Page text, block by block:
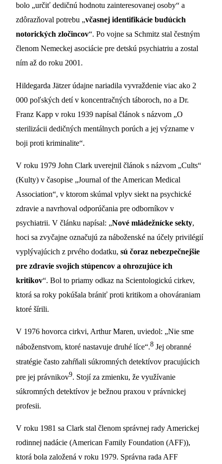
bolo „určiť dedičnú hodnotu zainteresovanej osoby“ a
zdôrazňoval potrebu „včasnej identifikácie budúcich
notorických zločincov“. Po vojne sa Schmitz stal čestným
členom Nemeckej asociácie pre detskú psychiatriu a zostal
ním až do roku 2001.
Hildegarda Jätzer údajne nariadila vyvraždenie viac ako 2
000 poľských detí v koncentračných táboroch, no a Dr.
Franz Kapp v roku 1939 napísal článok s názvom „O
sterilizácii dedičných mentálnych porúch a jej význame v
boji proti kriminalite“.
V roku 1979 John Clark uverejnil článok s názvom „Cults“
(Kulty) v časopise „Journal of the American Medical
Association“, v ktorom skúmal vplyv siekt na psychické
zdravie a navrhoval odporúčania pre odborníkov v
psychiatrii. V článku napísal: „Nové mládežnícke sekty,
hoci sa zvyčajne označujú za náboženské na účely privilégií
vyplývajúcich z prvého dodatku, sú čoraz nebezpečnejšie
pre zdravie svojich stúpencov a ohrozujúce ich
kritikov“. Bol to priamy odkaz na Scientologickú cirkev,
ktorá sa roky pokúšala brániť proti kritikom a ohováraniam
ktoré šírili.
V 1976 hovorca cirkvi, Arthur Maren, uviedol: „Nie sme
náboženstvom, ktoré nastavuje druhé líce“.8 Jej obranné
stratégie často zahŕňali súkromných detektívov pracujúcich
pre jej právnikov9. Stojí za zmienku, že využívanie
súkromných detektívov je bežnou praxou v právnickej
profesii.
V roku 1981 sa Clark stal členom správnej rady Americkej
rodinnej nadácie (American Family Foundation (AFF)),
ktorá bola založená v roku 1979. Správna rada AFF